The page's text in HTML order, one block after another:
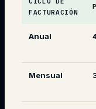
FACTURACIÓN
Anual
Mensual